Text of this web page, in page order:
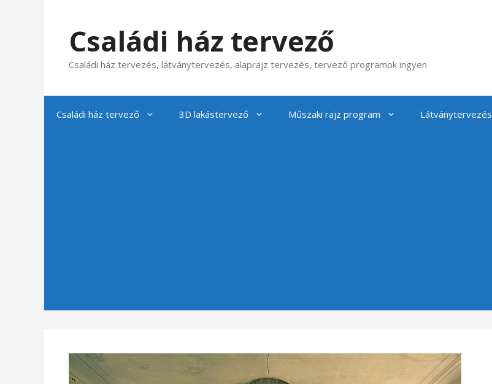
Családi ház tervező
Családi ház tervezés, látványtervezés, alaprajz tervezés, tervező programok ingyen
Családi ház tervező 3D lakástervező Műszaki rajz program Látványtervezés